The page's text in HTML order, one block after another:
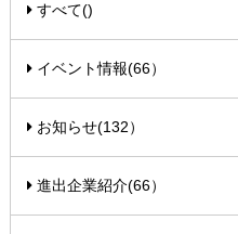
すべて()
イベント情報(66）
お知らせ(132）
進出企業紹介(66）